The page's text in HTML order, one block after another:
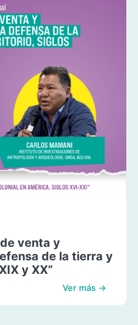
venta y
de la tierra y
y XX”
Ver más →